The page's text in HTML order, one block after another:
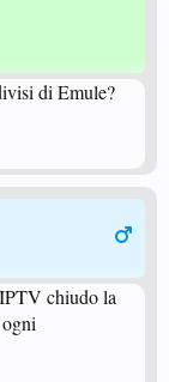
di Emule?
chiudo la